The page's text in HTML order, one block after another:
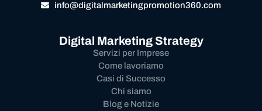
info@digitalmarketingpromotion360.com
Digital Marketing Strategy
Servizi per Imprese
Come lavoriamo
Casi di Successo
Chi siamo
Blog e Notizie